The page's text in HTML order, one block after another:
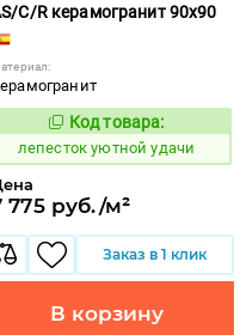
C/R керамогранит 90x90
873235
Код товара:
лепесток уютной удачи
775 руб./м²
Заказ в 1 клик
В корзину